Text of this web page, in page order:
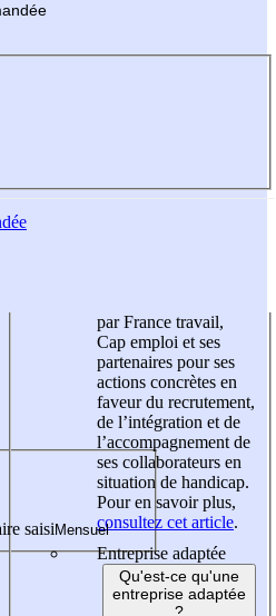
saisi
par France travail,
Cap emploi et ses
partenaires pour ses
actions concrètes en
faveur du recrutement,
de l’intégration et de
l’accompagnement de
ses collaborateurs en
situation de handicap.
Pour en savoir plus,
consultez cet article.
Entreprise adaptée
Qu'est-ce qu'une
entreprise adaptée
?